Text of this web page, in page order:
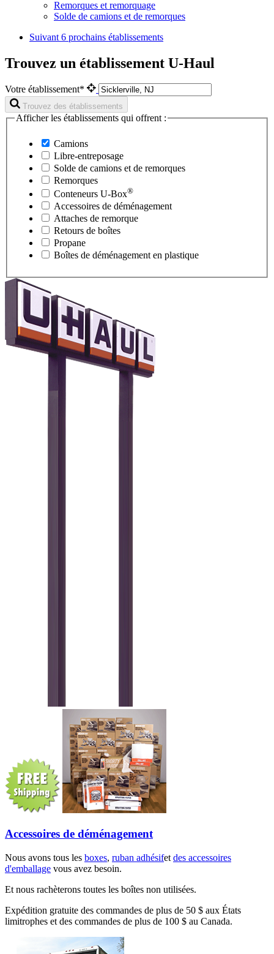
Remorques et remorquage
Solde de camions et de remorques
Suivant 6 prochains établissements
Trouvez un établissement U-Haul
Votre établissement*
Trouvez des établissements
Afficher les établissements qui offrent :
Camions
Libre-entreposage
Solde de camions et de remorques
Remorques
Conteneurs U-Box®
Accessoires de déménagement
Attaches de remorque
Retours de boîtes
Propane
Boîtes de déménagement en plastique
Accessoires de déménagement
Nous avons tous les boxes, ruban adhésifet des accessoires
d'emballage vous avez besoin.
Et nous rachèterons toutes les boîtes non utilisées.
Expédition gratuite des commandes de plus de 50 $ aux États
limitrophes et des commandes de plus de 100 $ au Canada.